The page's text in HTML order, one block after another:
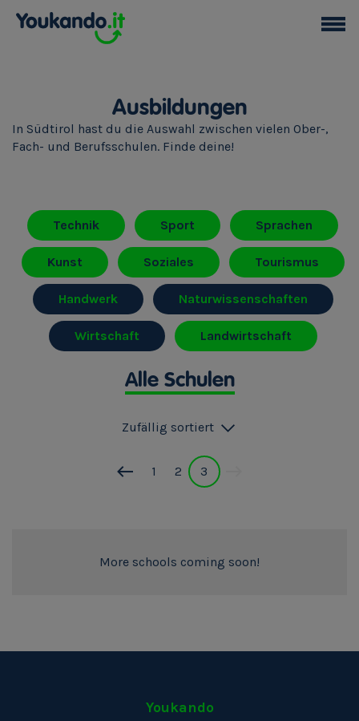
Ausbildungen
In Südtirol hast du die Auswahl zwischen vielen Ober-,
Fach- und Berufsschulen. Finde deine!
Technik Sport Sprachen
Kunst Soziales Tourismus
Handwerk Naturwissenschaften
Wirtschaft Landwirtschaft
Alle Schulen
Zufällig sortiert
1 2 3
More schools coming soon!
Youkando